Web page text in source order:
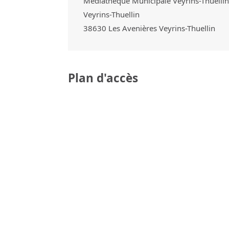
Veyrins-Thuellin
38630 Les Avenières Veyrins-Thuellin
Plan d'accès